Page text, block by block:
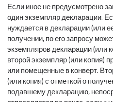
Если иное не предусмотрено
один экземпляр декларации.
нуждается в декларации (или
получении, по его запросу
экземпляров декларации (или
второй экземпляр (или копия)
или помещенные в конверт.
(или копия) с отметкой о
подавшему декларацию,